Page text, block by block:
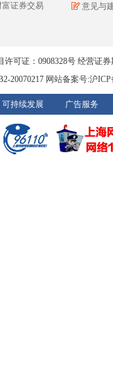
富证券交易
意见与
可证：0908328号 经营证
20070217 网站备案号:沪
可持续发展 广告服务